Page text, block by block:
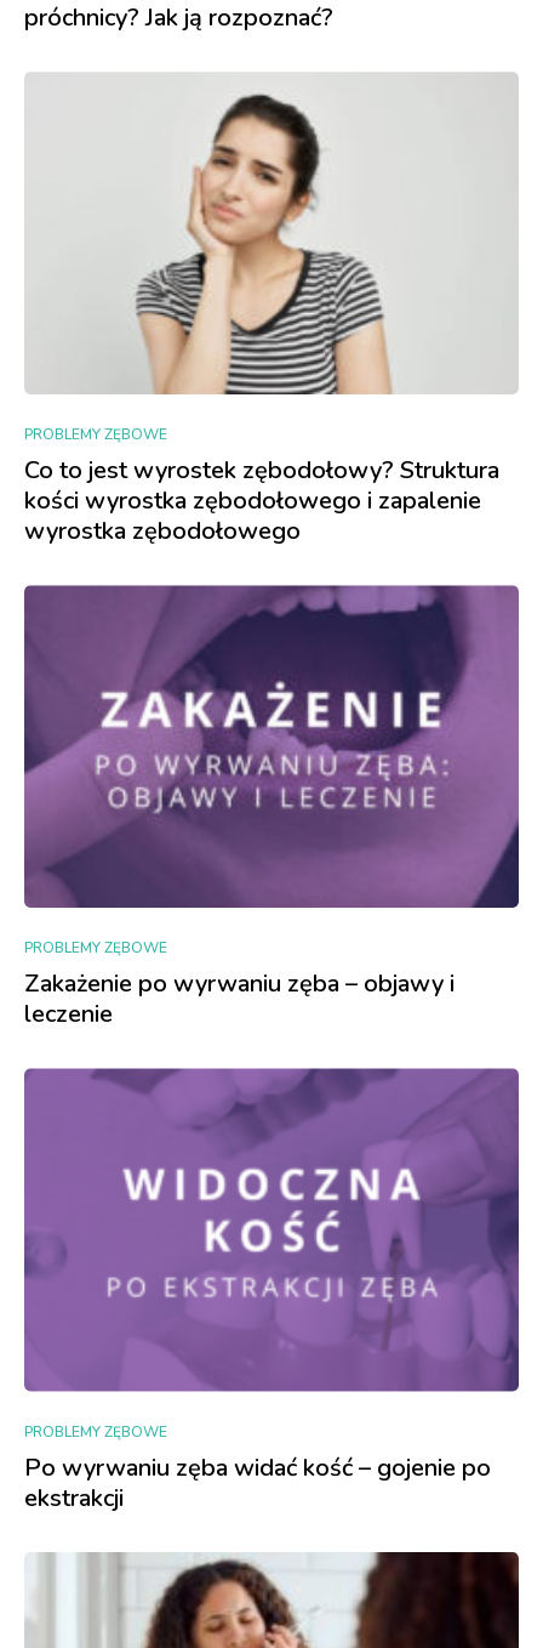
próchnicy? Jak ją rozpoznać?
PROBLEMY ZĘBOWE
Co to jest wyrostek zębodołowy? Struktura
kości wyrostka zębodołowego i zapalenie
wyrostka zębodołowego
PROBLEMY ZĘBOWE
Zakażenie po wyrwaniu zęba – objawy i
leczenie
PROBLEMY ZĘBOWE
Po wyrwaniu zęba widać kość – gojenie po
ekstrakcji